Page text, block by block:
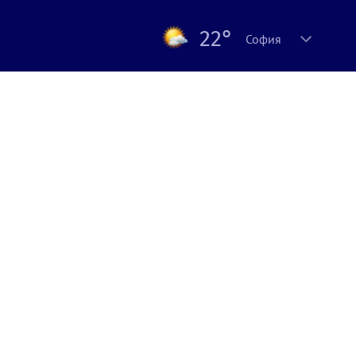
22° София